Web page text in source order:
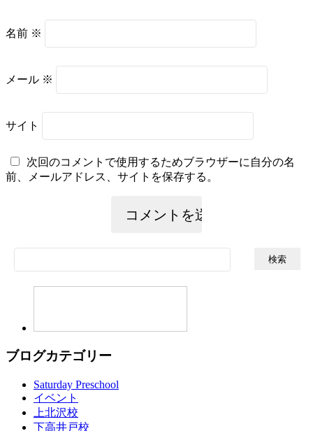
名前 ※
メール ※
サイト
次回のコメントで使用するためブラウザーに自分の名
前、メールアドレス、サイトを保存する。
索:
ブログカテゴリー
Saturday Preschool
イベント
上北沢校
下高井戸校